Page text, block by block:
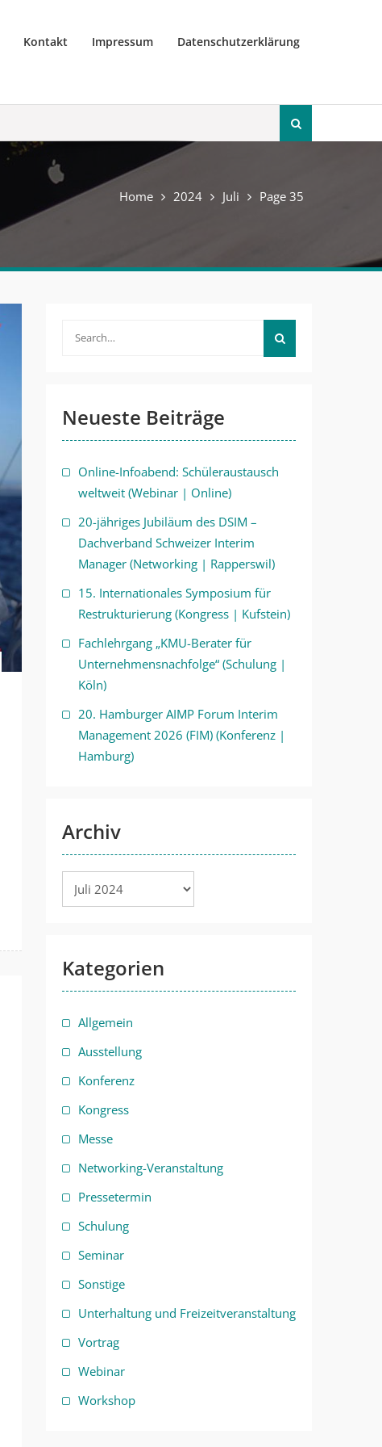
Kontakt Impressum Datenschutzerklärung
Search
Home 2024 Juli Page 35
Neueste Beiträge
Online-Infoabend: Schüleraustausch
weltweit (Webinar | Online)
20-jähriges Jubiläum des DSIM –
Dachverband Schweizer Interim
Manager (Networking | Rapperswil)
15. Internationales Symposium für
Restrukturierung (Kongress | Kufstein)
Fachlehrgang „KMU-Berater für
Unternehmensnachfolge“ (Schulung |
Köln)
20. Hamburger AIMP Forum Interim
Management 2026 (FIM) (Konferenz |
Hamburg)
Archiv
Archiv
Kategorien
Allgemein
Ausstellung
Konferenz
Kongress
Messe
Networking-Veranstaltung
Pressetermin
Schulung
Seminar
Sonstige
Unterhaltung und Freizeitveranstaltung
Vortrag
Webinar
Workshop